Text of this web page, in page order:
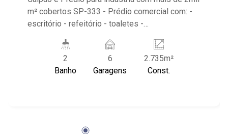
m² cobertos SP-333 - Prédio comercial com: -
escritório - refeitório - toaletes -
pesados - Fácil acesso próximo ao Novo
Shopping e ao trevo de Ribeirão Preto/SP, com
acesso para as rodovias SP-330 e SP-333. -
2
Banho
6
Garagens
2.735m²
Const.